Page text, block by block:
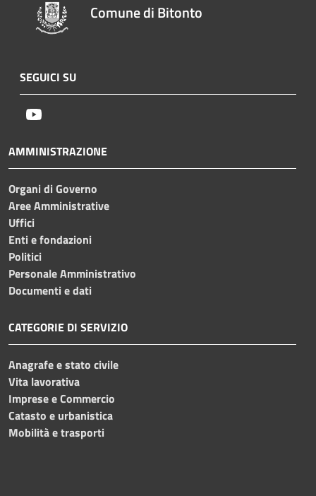
Comune di Bitonto
SEGUICI SU
AMMINISTRAZIONE
Organi di Governo
Aree Amministrative
Uffici
Enti e fondazioni
Politici
Personale Amministrativo
Documenti e dati
CATEGORIE DI SERVIZIO
Anagrafe e stato civile
Vita lavorativa
Imprese e Commercio
Catasto e urbanistica
Mobilità e trasporti